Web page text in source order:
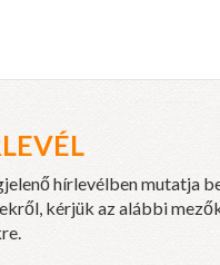
hírlevélben mutatja
kérjük az alábbi